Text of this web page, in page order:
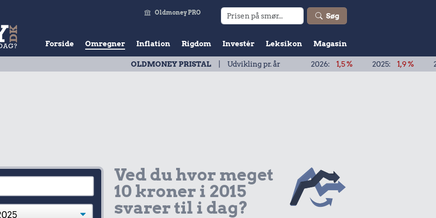
Søg
Oldmoney PRO
Forside Omregner Inflation Rigdom Investér Leksikon Magasin
OLDMONEY PRISTAL| Udvikling pr. år 2026: 2025: 1,9 % 2024: 1,9 %
Ved du hvor meget
10 kroner i 2015
svarer til i dag?